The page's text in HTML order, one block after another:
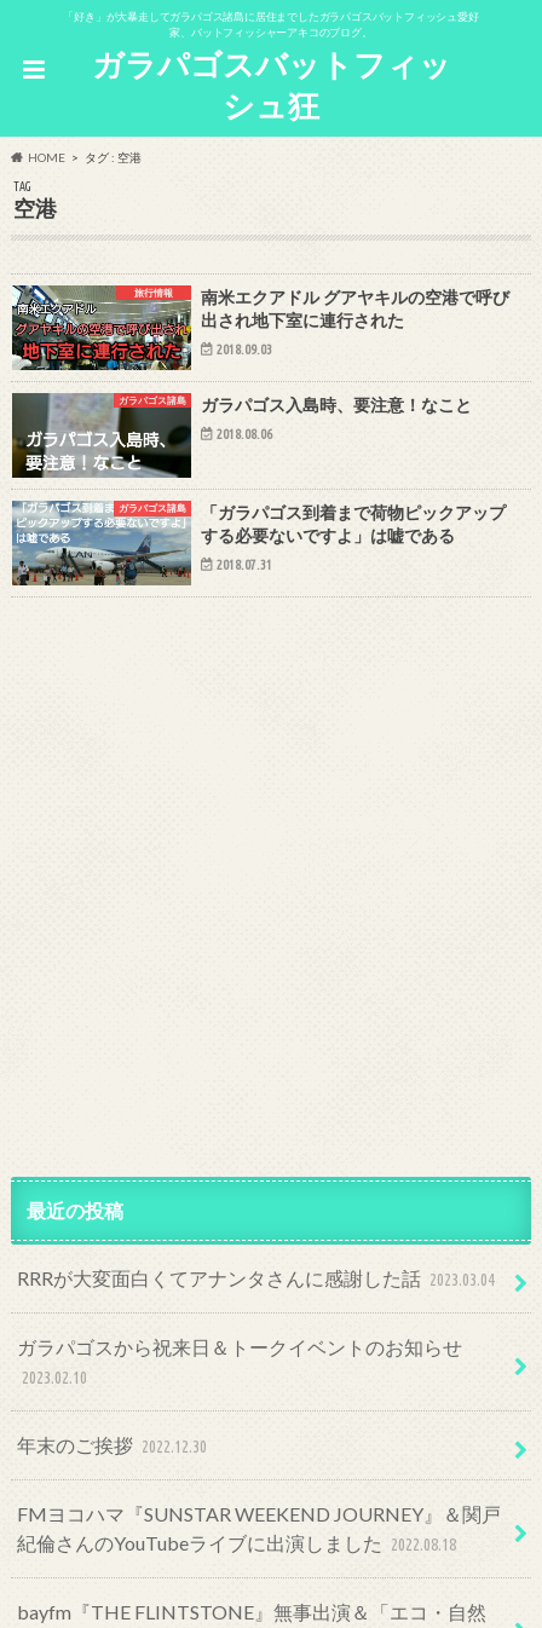
「好き」が大暴走してガラパゴス諸島に居住までしたガラパゴスバットフィッシュ愛好
家、バットフィッシャーアキコのブログ。
ガラパゴスバットフィッ
シュ狂
HOME タグ : 空港
TAG
空港
旅行情報
南米エクアドル グアヤキルの空港で呼び
出され地下室に連行された
2018.09.03
ガラパゴス諸島 ガラパゴス入島時、要注意！なこと
2018.08.06
ガラパゴス諸島
「ガラパゴス到着まで荷物ピックアップ
する必要ないですよ」は嘘である
2018.07.31
最近の投稿
RRRが大変面白くてアナンタさんに感謝した話 2023.03.04
ガラパゴスから祝来日＆トークイベントのお知らせ
2023.02.10
年末のご挨拶 2022.12.30
FMヨコハマ『SUNSTAR WEEKEND JOURNEY』＆関戸
紀倫さんのYouTubeライブに出演しました
2022.08.18
bayfm『THE FLINTSTONE』無事出演＆「エコ・自然